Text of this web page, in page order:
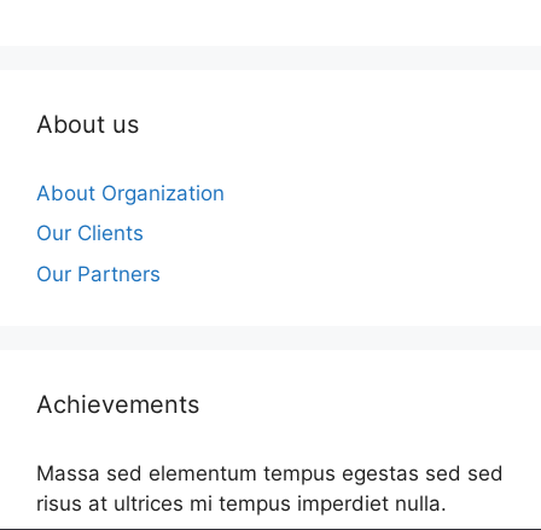
About us
About Organization
Our Clients
Our Partners
Achievements
Massa sed elementum tempus egestas sed sed
risus at ultrices mi tempus imperdiet nulla.